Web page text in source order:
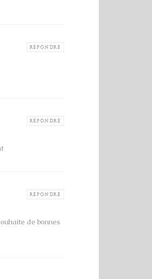
RÉPONDRE
RÉPONDRE
RÉPONDRE
de bonnes